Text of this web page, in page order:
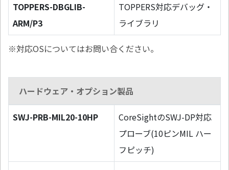
TOPPERS-DBGLIB-
ARM/P3
TOPPERS対応デバッグ・
ライブラリ
※対応OSについてはお問い合ください。
ハードウェア・オプション製品
SWJ-PRB-MIL20-10HP
CoreSightのSWJ-DP対応
プローブ(10ピンMIL ハー
フピッチ)